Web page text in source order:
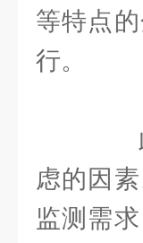
等特点
行。
此
虑的因
监测需